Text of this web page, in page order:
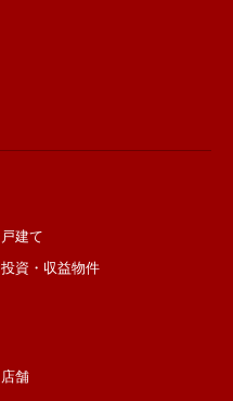
戸建て
投資・収益物件
店舗